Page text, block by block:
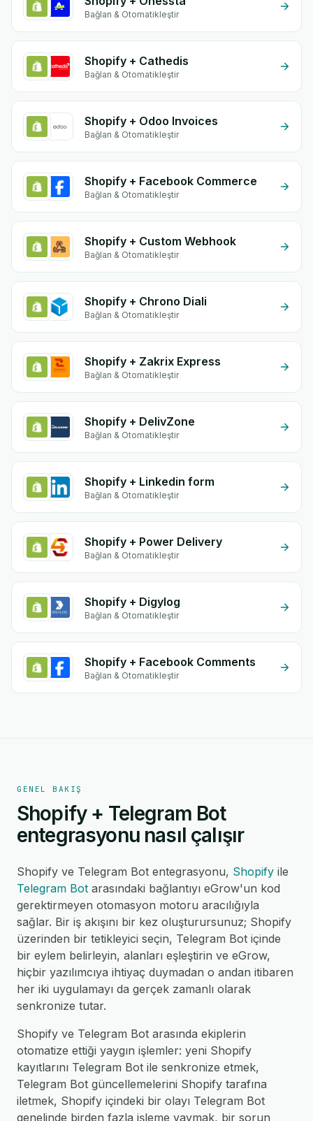
Bağlan & Otomatikleştir
Shopify + Cathedis
Bağlan & Otomatikleştir
Shopify + Odoo Invoices
Bağlan & Otomatikleştir
Shopify + Facebook Commerce
Bağlan & Otomatikleştir
Shopify + Custom Webhook
Bağlan & Otomatikleştir
Shopify + Chrono Diali
Bağlan & Otomatikleştir
Shopify + Zakrix Express
Bağlan & Otomatikleştir
Shopify + DelivZone
Bağlan & Otomatikleştir
Shopify + Linkedin form
Bağlan & Otomatikleştir
Shopify + Power Delivery
Bağlan & Otomatikleştir
Shopify + Digylog
Bağlan & Otomatikleştir
Shopify + Facebook Comments
Bağlan & Otomatikleştir
GENEL BAKIŞ
Shopify + Telegram Bot
entegrasyonu nasıl çalışır
Shopify ve Telegram Bot entegrasyonu, Shopify ile
Telegram Bot arasındaki bağlantıyı eGrow'un kod
gerektirmeyen otomasyon motoru aracılığıyla
sağlar. Bir iş akışını bir kez oluşturursunuz; Shopify
üzerinden bir tetikleyici seçin, Telegram Bot içinde
bir eylem belirleyin, alanları eşleştirin ve eGrow,
hiçbir yazılımcıya ihtiyaç duymadan o andan itibaren
her iki uygulamayı da gerçek zamanlı olarak
senkronize tutar.
Shopify ve Telegram Bot arasında ekiplerin
otomatize ettiği yaygın işlemler: yeni Shopify
kayıtlarını Telegram Bot ile senkronize etmek,
Telegram Bot güncellemelerini Shopify tarafına
iletmek, Shopify içindeki bir olayı Telegram Bot
genelinde birden fazla işleme yaymak, bir sorun